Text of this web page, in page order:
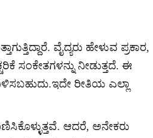
ವೈದ್ಯರು ಹೇಳುವ ಪ್ರಕಾರ,
ಸಂಕೇತಗಳನ್ನು ನೀಡುತ್ತದೆ. ಈ
ರೀತಿಯ ಎಲ್ಲಾ
ಆದರೆ, ಅನೇಕರು